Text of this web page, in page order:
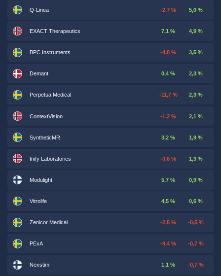
Q-Linea -2,7 % 5,0 %
EXACT Therapeutics 7,1 % 4,9 %
BPC Instruments -4,8 % 3,5 %
Demant 0,4 % 2,3 %
Perpetua Medical -11,7 % 2,3 %
ContextVision -1,2 % 2,1 %
SyntheticMR 3,2 % 1,9 %
Inify Laboratories -0,6 % 1,3 %
Modulight 5,7 % 0,9 %
Vitrolife 4,5 % 0,6 %
Zenicor Medical -2,5 % -0,5 %
PExA -9,4 % -0,7 %
Nexstim 1,1 % -0,7 %